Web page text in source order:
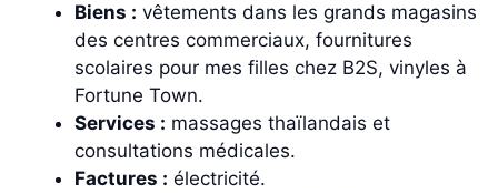
Biens : vêtements dans les grands magasins
des centres commerciaux, fournitures
scolaires pour mes filles chez B2S, vinyles à
Fortune Town.
Services : massages thaïlandais et
consultations médicales.
Factures : électricité.